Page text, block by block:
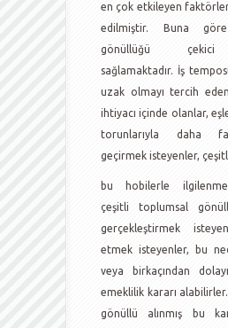
en çok etkileyen
edilmiştir. Buna
gönüllüğü
sağlamaktadır. İş
uzak olmayı tercih
ihtiyacı içinde olanlar,
torunlarıyla daha
geçirmek isteyenler,
bu hobilerle
çeşitli toplumsal
gerçekleştirmek
etmek isteyenler, bu
veya birkaçından
emeklilik kararı
gönüllü alınmış bu